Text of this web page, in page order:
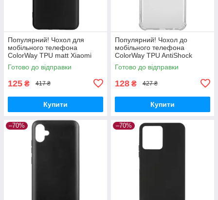
Популярний! Чохол для
мобільного телефона
ColorWay TPU matt Xiaomi
Redmi Note 12 5G black (CW-
CTMXRN125-BK) —
Готово до відправки
125 ₴ 417 ₴
Купити
Популярний! Чохол до
мобільного телефона
ColorWay TPU AntiShock
Xiaomi Redmi Note 12 Clear
(CW-CTASXRN12) - Краща
Готово до відправки
128 ₴ 427 ₴
Купити
–70% –70%